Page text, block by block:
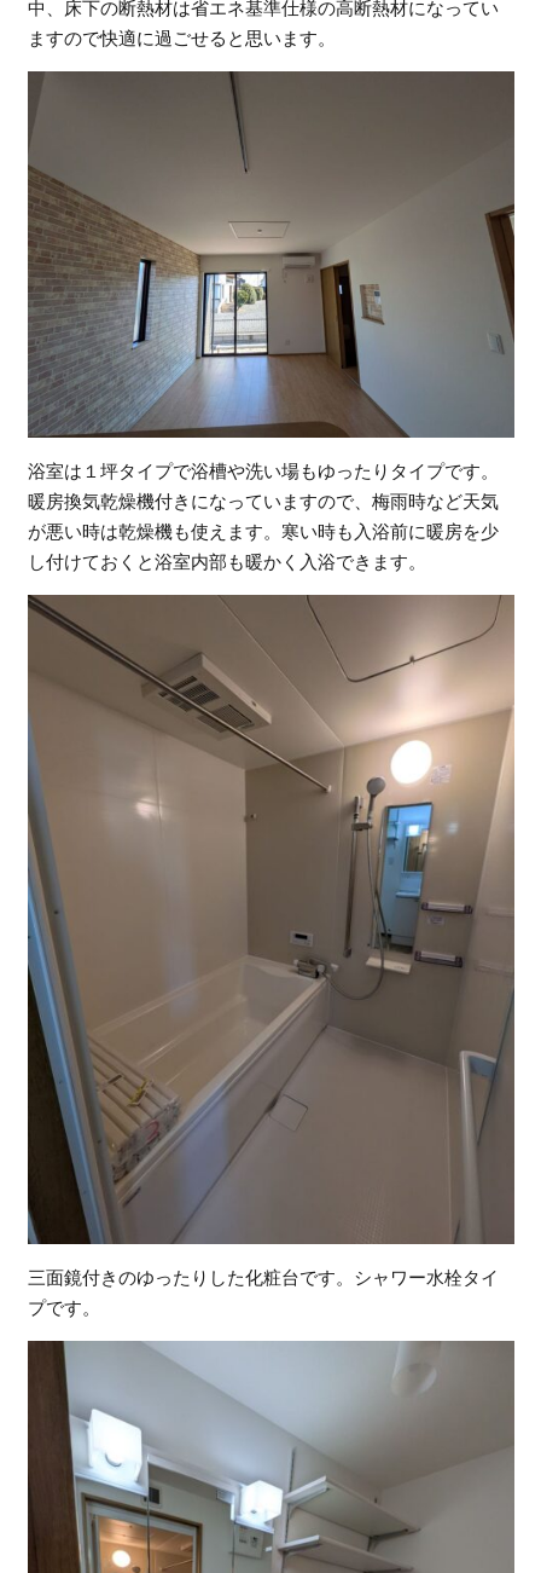
中、床下の断熱材は省エネ基準仕様の高断熱材になってい
ますので快適に過ごせると思います。
浴室は１坪タイプで浴槽や洗い場もゆったりタイプです。
暖房換気乾燥機付きになっていますので、梅雨時など天気
が悪い時は乾燥機も使えます。寒い時も入浴前に暖房を少
し付けておくと浴室内部も暖かく入浴できます。
三面鏡付きのゆったりした化粧台です。シャワー水栓タイ
プです。